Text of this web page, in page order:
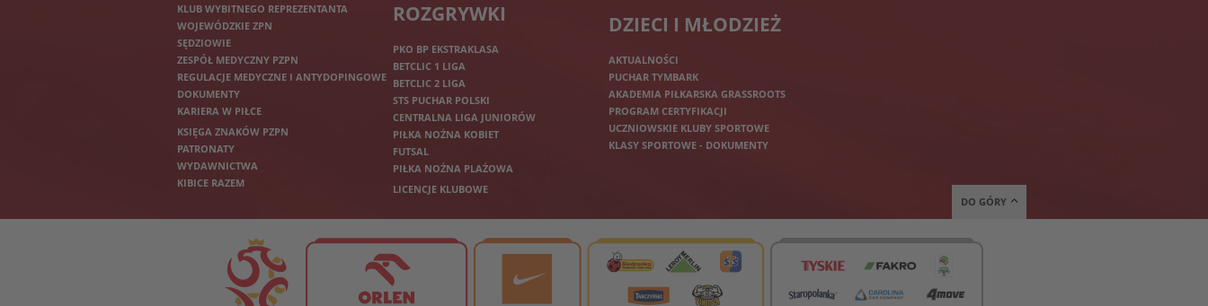
KLUB WYBITNEGO REPREZENTANTA
WOJEWÓDZKIE ZPN
SĘDZIOWIE
ZESPÓŁ MEDYCZNY PZPN
REGULACJE MEDYCZNE I ANTYDOPINGOWE
DOKUMENTY
KARIERA W PIŁCE
KSIĘGA ZNAKÓW PZPN
PATRONATY
WYDAWNICTWA
KIBICE RAZEM
ROZGRYWKI
PKO BP EKSTRAKLASA
BETCLIC 1 LIGA
BETCLIC 2 LIGA
STS PUCHAR POLSKI
CENTRALNA LIGA JUNIORÓW
PIŁKA NOŻNA KOBIET
FUTSAL
PIŁKA NOŻNA PLAŻOWA
LICENCJE KLUBOWE
DZIECI I MŁODZIEŻ
AKTUALNOŚCI
PUCHAR TYMBARK
AKADEMIA PIŁKARSKA GRASSROOTS
PROGRAM CERTYFIKACJI
UCZNIOWSKIE KLUBY SPORTOWE
KLASY SPORTOWE - DOKUMENTY
DO GÓRY